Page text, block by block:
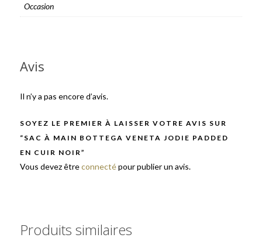
Occasion
Avis
Il n’y a pas encore d’avis.
SOYEZ LE PREMIER À LAISSER VOTRE AVIS SUR
“SAC À MAIN BOTTEGA VENETA JODIE PADDED
EN CUIR NOIR”
Vous devez êtreconnectépour publier un avis.
Produits similaires